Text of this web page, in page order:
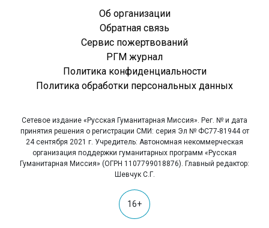
Об организации
Обратная связь
Сервис пожертвований
РГМ журнал
Политика конфиденциальности
Политика обработки персональных данных
Сетевое издание «Русская Гуманитарная Миссия». Рег. № и дата
принятия решения о регистрации СМИ: серия Эл № ФС77-81944 от
24 сентября 2021 г. Учредитель: Автономная некоммерческая
организация поддержки гуманитарных программ «Русская
Гуманитарная Миссия» (ОГРН 1107799018876). Главный редактор:
Шевчук С.Г.
16+